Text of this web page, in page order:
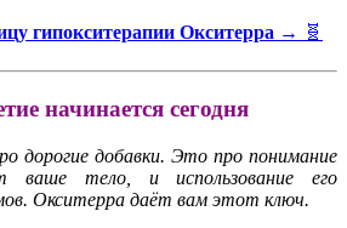
гипокситерапии Окситерра → 🧬
начинается сегодня
дорогие добавки. Это про понимание
ваше тело, и использование его
Окситерра даёт вам этот ключ.